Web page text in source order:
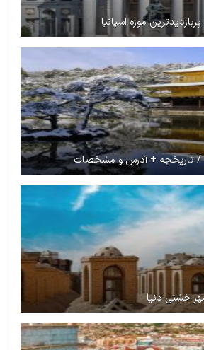
موزه اسپانیا
/ تاریخچه + آدرس و مشخصات
خشتی دنیا